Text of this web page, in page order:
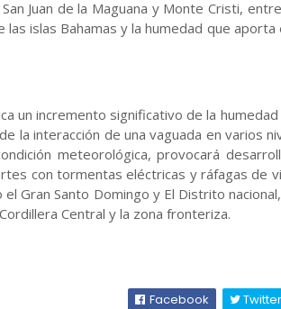
Juan de la Maguana y Monte Cristi,
las islas Bahamas y la humedad que
un incremento significativo de la
la interacción de una vaguada en varios
meteorológica, provocará
con tormentas eléctricas y ráfagas de
el Gran Santo Domingo y El Distrito
Central y la zona fronteriza.
Facebook Twitter